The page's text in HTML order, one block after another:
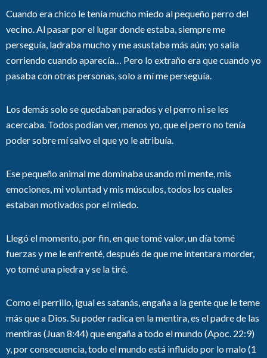
Cuando era chico le tenía mucho miedo al pequeño perro del
vecino. Al pasar por el lugar donde estaba, siempre me
perseguía, ladraba mucho y me asustaba más aún; yo salía
corriendo cuando aparecía… Pero lo extraño era que cuando yo
pasaba con otras personas, solo a mí me perseguía.
Los demás solo se quedaban parados y el perro ni se les
acercaba. Todos podían ver, menos yo, que el perro no tenía
poder sobre mí salvo el que yo le atribuía.
Ese pequeño animal me dominaba usando mi mente, mis
emociones, mi voluntad y mis músculos, todos los cuales
estaban motivados por el miedo.
Llegó el momento, por fin, en que tomé valor, un día tomé
fuerzas y me le enfrenté, después de que me intentara morder,
yo tomé una piedra y se la tiré.
Como el perrillo, igual es satanás, engaña a la gente que le teme
más que a Dios. Su poder radica en la mentira, es el padre de las
mentiras (Juan 8:44) que engaña a todo el mundo (Apoc. 22:9)
y, por consecuencia, todo el mundo está influido por lo malo (1